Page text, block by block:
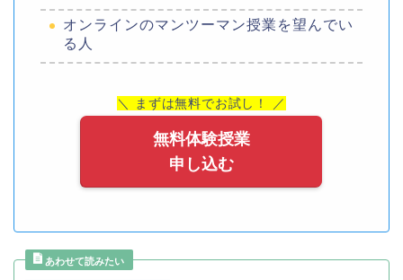
オンラインのマンツーマン授業を望んでい
る人
＼ まずは無料でお試し！ ／
無料体験授業
申し込む